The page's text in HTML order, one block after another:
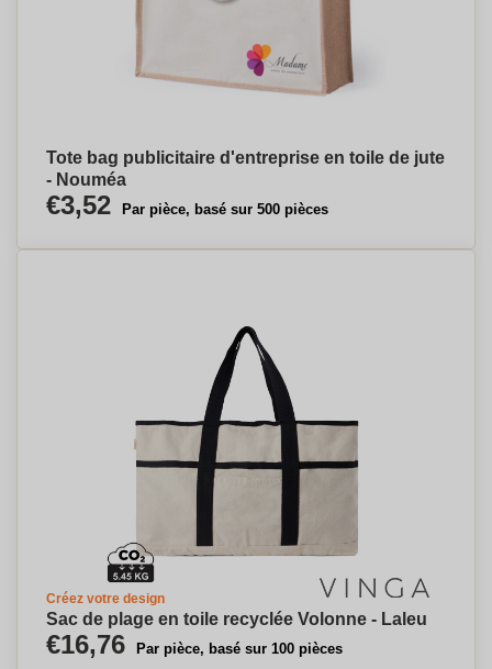
Tote bag publicitaire d'entreprise en toile de jute
- Nouméa
€3,52 Par pièce, basé sur 500 pièces
Créez votre design
Sac de plage en toile recyclée Volonne - Laleu
€16,76 Par pièce, basé sur 100 pièces